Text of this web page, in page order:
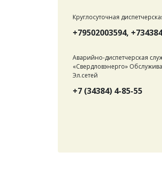
Круглосуточная
+79502003594,
Аварийно-диспетчерская
«Свердловэнерго»
Эл.сетей
+7 (34384) 4-85-55